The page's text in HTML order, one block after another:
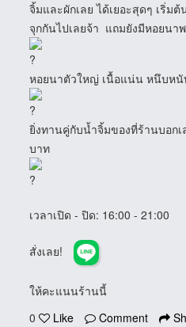
จิ้มและผักเลย ได้เยอะสุดๆ เริ่ม
จุกกันไปเลยจ้า แถมยังมีหอยนา
หอยนาตัวใหญ่ เนื้อแน่น หนึบหนั
ยิ่งทานคู่กับน้ำจิ้มของที่ร้านบอก
บาท
เวลาเปิด - ปิด: 16:00 - 21:00
สั่งเลย!
ให้คะแนนร้านนี้
0
Like Comment